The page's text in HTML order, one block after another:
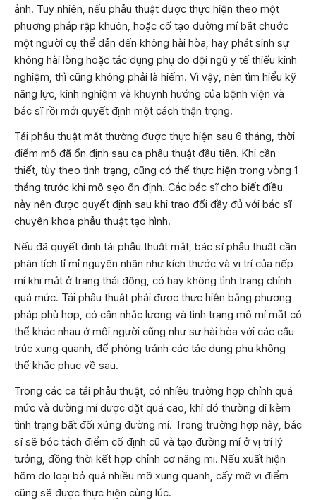
ảnh. Tuy nhiên, nếu phẫu thuật được thực hiện theo một
phương pháp rập khuôn, hoặc cố tạo đường mí bắt chước
một người cụ thể dẫn đến không hài hòa, hay phát sinh sự
không hài lòng hoặc tác dụng phụ do đội ngũ y tế thiếu kinh
nghiệm, thì cũng không phải là hiếm. Vì vậy, nên tìm hiểu kỹ
năng lực, kinh nghiệm và khuynh hướng của bệnh viện và
bác sĩ rồi mới quyết định một cách thận trọng.
Tái phẫu thuật mắt thường được thực hiện sau 6 tháng, thời
điểm mô đã ổn định sau ca phẫu thuật đầu tiên. Khi cần
thiết, tùy theo tình trạng, cũng có thể thực hiện trong vòng 1
tháng trước khi mô sẹo ổn định. Các bác sĩ cho biết điều
này nên được quyết định sau khi trao đổi đầy đủ với bác sĩ
chuyên khoa phẫu thuật tạo hình.
Nếu đã quyết định tái phẫu thuật mắt, bác sĩ phẫu thuật cần
phân tích tỉ mỉ nguyên nhân như kích thước và vị trí của nếp
mí khi mắt ở trạng thái động, có hay không tình trạng chỉnh
quá mức. Tái phẫu thuật phải được thực hiện bằng phương
pháp phù hợp, có cân nhắc lượng và tình trạng mô mí mắt có
thể khác nhau ở mỗi người cũng như sự hài hòa với các cấu
trúc xung quanh, để phòng tránh các tác dụng phụ không
thể khắc phục về sau.
Trong các ca tái phẫu thuật, có nhiều trường hợp chỉnh quá
mức và đường mí được đặt quá cao, khi đó thường đi kèm
tình trạng bất đối xứng đường mí. Trong trường hợp này, bác
sĩ sẽ bóc tách điểm cố định cũ và tạo đường mí ở vị trí lý
tưởng, đồng thời kết hợp chỉnh cơ nâng mi. Nếu xuất hiện
hõm do loại bỏ quá nhiều mỡ xung quanh, cấy mỡ vi điểm
cũng sẽ được thực hiện cùng lúc.